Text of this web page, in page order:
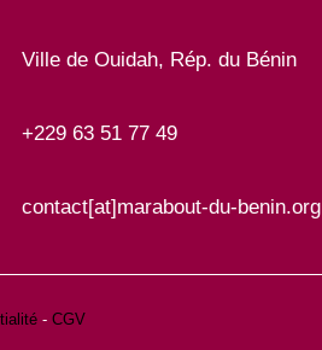
Ville de Ouidah, Rép. du Bénin
+229 63 51 77 49
contact[at]marabout-du-benin.org
- CGV